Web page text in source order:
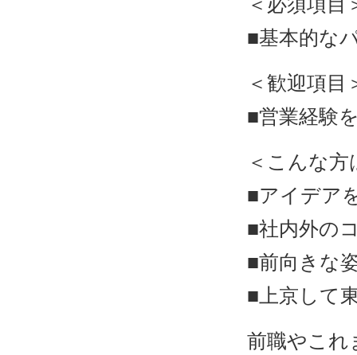
■基本的な
＜歓迎項目
■営業経験
＜こんな方
■アイデア
■社内外の
■前向きな
■上京して
前職やこれ